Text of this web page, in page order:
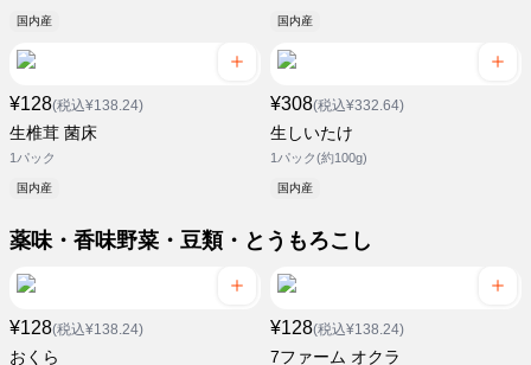
国内産 国内産
¥128(税込¥138.24)
生椎茸 菌床
1パック
国内産
¥308(税込¥332.64)
生しいたけ
1パック(約100g)
国内産
薬味・香味野菜・豆類・とうもろこし
¥128(税込¥138.24)
おくら
¥128(税込¥138.24)
7ファーム オクラ